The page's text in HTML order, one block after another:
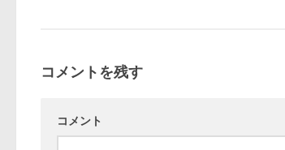
コメントを残す
コメント